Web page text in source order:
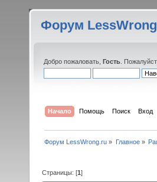
Форум
Добро пожаловать, Гость .
Начало Помощь Поиск Вход
Форум LessWrong.ru » Главное»
Страницы: [1]